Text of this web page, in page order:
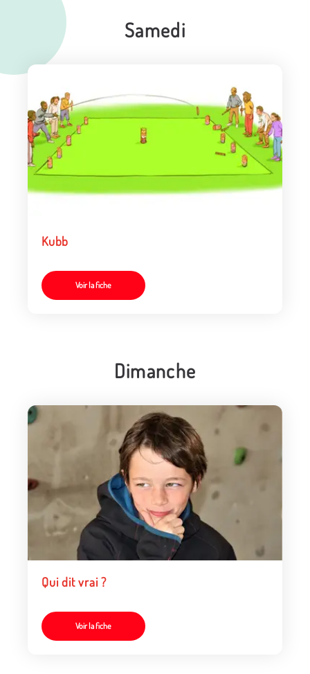
Samedi
Kubb
Voir la fiche
Dimanche
Qui dit vrai ?
Voir la fiche